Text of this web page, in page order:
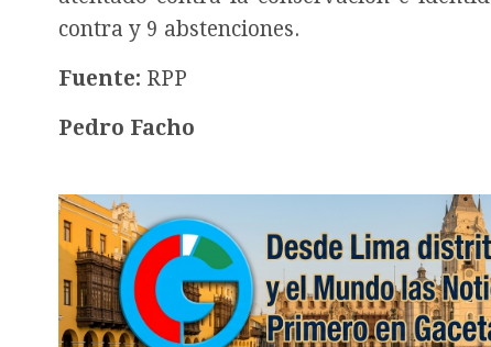
contra y 9 abstenciones.
Fuente: RPP
Pedro Facho